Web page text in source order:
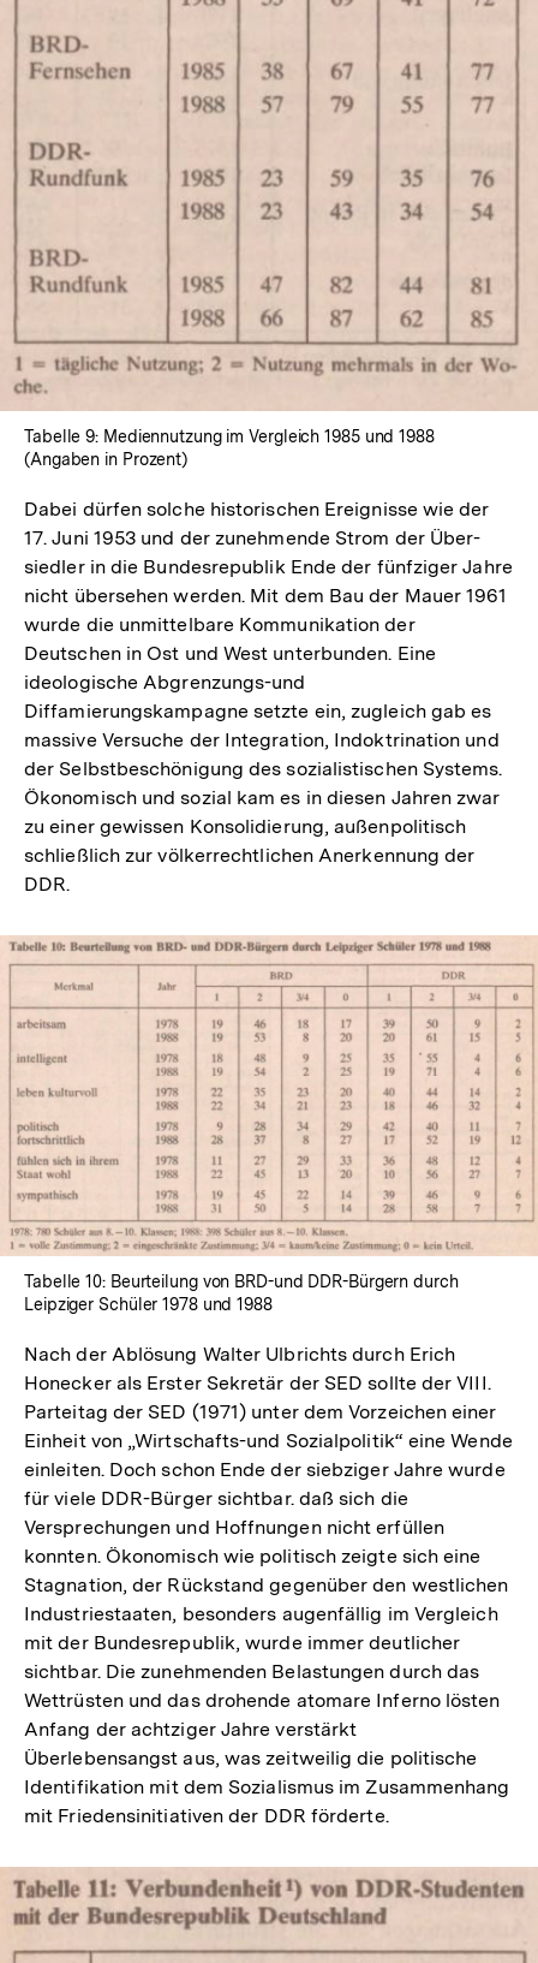
In
Lightbox
Tabelle 9: Mediennutzung im Vergleich 1985 und 1988
(Angaben in Prozent)
Dabei dürfen solche historischen Ereignisse wie der
17. Juni 1953 und der zunehmende Strom der Über-
siedler in die Bundesrepublik Ende der fünfziger Jahre
nicht übersehen werden. Mit dem Bau der Mauer 1961
wurde die unmittelbare Kommunikation der
Deutschen in Ost und West unterbunden. Eine
ideologische Abgrenzungs-und
Diffamierungskampagne setzte ein, zugleich gab es
massive Versuche der Integration, Indoktrination und
der Selbstbeschönigung des sozialistischen Systems.
Ökonomisch und sozial kam es in diesen Jahren zwar
zu einer gewissen Konsolidierung, außenpolitisch
schließlich zur völkerrechtlichen Anerkennung der
DDR.
Lightbox
öffnen
Tabelle 10: Beurteilung von BRD-und DDR-Bürgern durch
Leipziger Schüler 1978 und 1988
Nach der Ablösung Walter Ulbrichts durch Erich
Honecker als Erster Sekretär der SED sollte der VIII.
Parteitag der SED (1971) unter dem Vorzeichen einer
Einheit von „Wirtschafts-und Sozialpolitik“ eine Wende
einleiten. Doch schon Ende der siebziger Jahre wurde
für viele DDR-Bürger sichtbar. daß sich die
Versprechungen und Hoffnungen nicht erfüllen
konnten. Ökonomisch wie politisch zeigte sich eine
Stagnation, der Rückstand gegenüber den westlichen
Industriestaaten, besonders augenfällig im Vergleich
mit der Bundesrepublik, wurde immer deutlicher
sichtbar. Die zunehmenden Belastungen durch das
Wettrüsten und das drohende atomare Inferno lösten
Anfang der achtziger Jahre verstärkt
Überlebensangst aus, was zeitweilig die politische
Identifikation mit dem Sozialismus im Zusammenhang
mit Friedensinitiativen der DDR förderte.